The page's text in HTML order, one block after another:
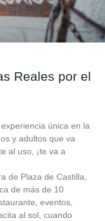
Reales por el
única en la
y adultos que va
al uso, ¡te va a
de Plaza de Castilla,
de más de 10
eventos,
al sol, cuando